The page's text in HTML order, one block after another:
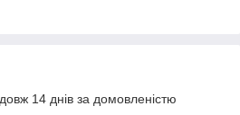
14 днів за домовленістю